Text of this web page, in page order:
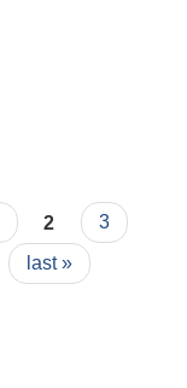
2
3
last »